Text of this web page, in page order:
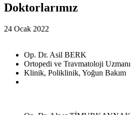
Doktorlarımız
24 Ocak 2022
Op. Dr. Asil BERK
Ortopedi ve Travmatoloji Uzmanı
Klinik, Poliklinik, Yoğun Bakım